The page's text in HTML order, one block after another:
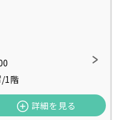
/1階
詳細を見る